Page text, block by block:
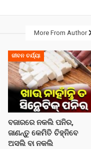
More From Author
ଜୀବନ ଚର୍ଯ୍ୟା
ବଜାରରେ ନକଲି ପନିର,
ଜାଣନ୍ତୁ କେମିତି ଚିହ୍ନିବେ
ଅସଲି ବା ନକଲି